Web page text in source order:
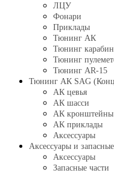
ЛЦУ
Фонари
Приклады
Тюнинг АК
Тюнинг
Тюнинг
Тюнинг AR-15
Тюнинг АК SAG
АК цевья
АК шасси
АК кронштейны
АК приклады
Аксессуары
Аксессуары и
Аксессуары
Запасные части